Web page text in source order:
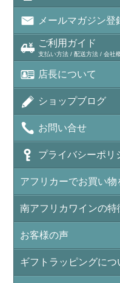
メールマガジン登
ご利用ガイド
支払い方法 / 配送方法 / 会社
店長について
ショップブログ
お問い合せ
プライバシーポリ
アフリカーでお買い物
南アフリカワインの特
お客様の声
ギフトラッピングにつ